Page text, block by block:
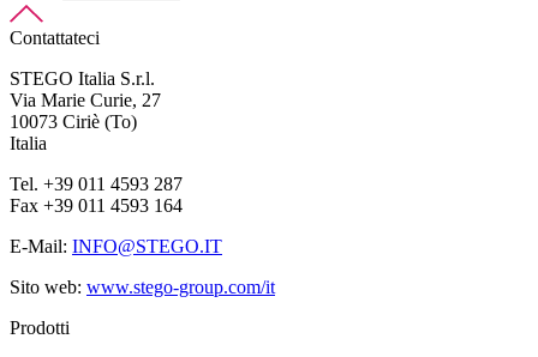
Contattateci
STEGO Italia S.r.l.
Via Marie Curie, 27
10073 Ciriè (To)
Italia
Tel. +39 011 4593 287
Fax +39 011 4593 164
E-Mail: INFO@STEGO.IT
Sito web: www.stego-group.com/it
Prodotti